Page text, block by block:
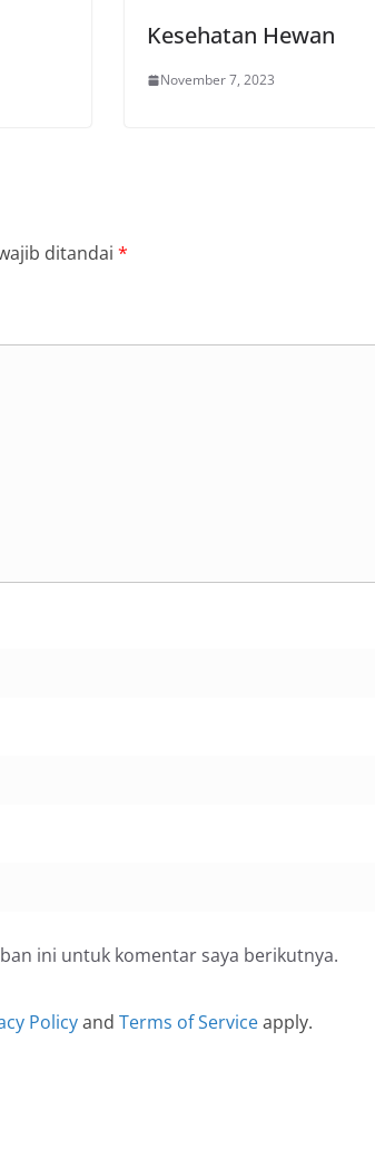
Kesehatan Hewan
November 7, 2023
ditandai *
ini untuk komentar saya berikutnya.
Policyand Terms of Serviceapply.